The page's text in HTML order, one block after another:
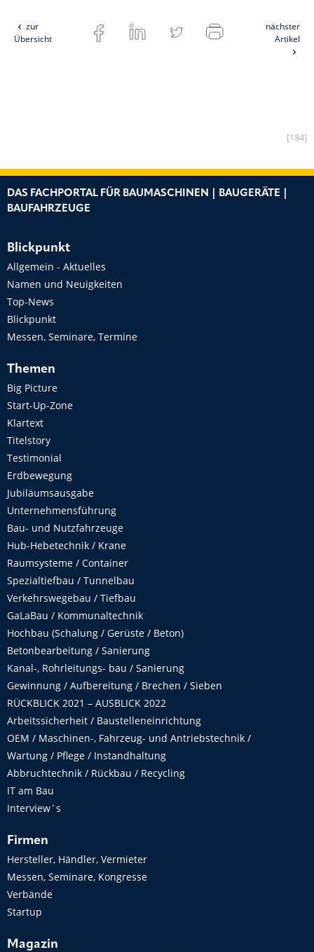
zur
Übersicht
nächster
Artikel
[184]
DAS FACHPORTAL FÜR BAUMASCHINEN | BAUGERÄTE |
BAUFAHRZEUGE
Blickpunkt
Allgemein - Aktuelles
Namen und Neuigkeiten
Top-News
Blickpunkt
Messen, Seminare, Termine
Themen
Big Picture
Start-Up-Zone
Klartext
Titelstory
Testimonial
Erdbewegung
Jubiläumsausgabe
Unternehmensführung
Bau- und Nutzfahrzeuge
Hub-Hebetechnik / Krane
Raumsysteme / Container
Spezialtiefbau / Tunnelbau
Verkehrswegebau / Tiefbau
GaLaBau / Kommunaltechnik
Hochbau (Schalung / Gerüste / Beton)
Betonbearbeitung / Sanierung
Kanal-, Rohrleitungs- bau / Sanierung
Gewinnung / Aufbereitung / Brechen / Sieben
RÜCKBLICK 2021 – AUSBLICK 2022
Arbeitssicherheit / Baustelleneinrichtung
OEM / Maschinen-, Fahrzeug- und Antriebstechnik /
Wartung / Pflege / Instandhaltung
Abbruchtechnik / Rückbau / Recycling
IT am Bau
Interview´s
Firmen
Hersteller, Händler, Vermieter
Messen, Seminare, Kongresse
Verbände
Startup
Magazin